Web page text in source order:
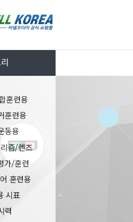
리
훈련용
훈련용
동용
즘/렌즈
가/훈련
훈련용
시표
력